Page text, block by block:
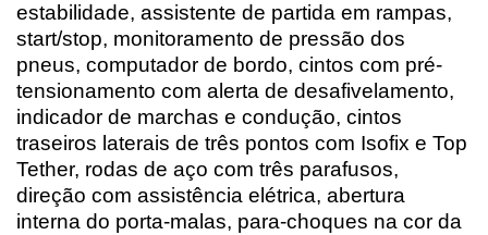
estabilidade, assistente de partida em rampas,
start/stop, monitoramento de pressão dos
pneus, computador de bordo, cintos com pré-
tensionamento com alerta de desafivelamento,
indicador de marchas e condução, cintos
traseiros laterais de três pontos com Isofix e Top
Tether, rodas de aço com três parafusos,
direção com assistência elétrica, abertura
interna do porta-malas, para-choques na cor da